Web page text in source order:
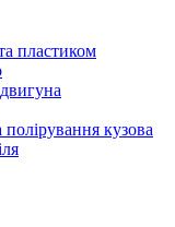
пластиком
кузова